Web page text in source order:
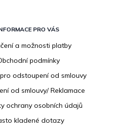
PRO VÁS
a možnosti platby
podmínky
odstoupení od smlouvy
od smlouvy/ Reklamace
ochrany osobních údajů
kladené dotazy